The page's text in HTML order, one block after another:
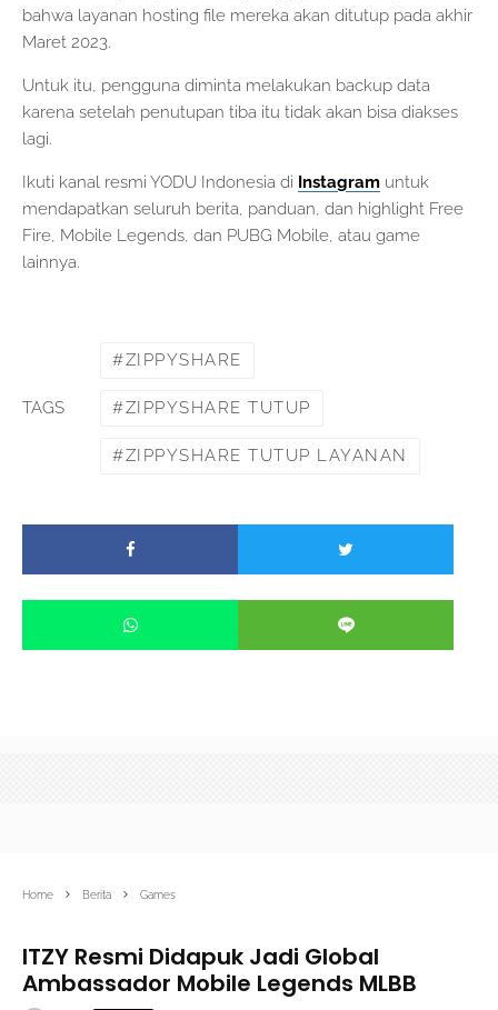
bahwa layanan hosting file mereka akan ditutup pada akhir
Maret 2023.
Untuk itu, pengguna diminta melakukan backup data
karena setelah penutupan tiba itu tidak akan bisa diakses
lagi.
Ikuti kanal resmi YODU Indonesia di Instagram untuk
mendapatkan seluruh berita, panduan, dan highlight Free
Fire, Mobile Legends, dan PUBG Mobile, atau game
lainnya.
TAGS
ZIPPYSHARE
ZIPPYSHARE TUTUP
ZIPPYSHARE TUTUP LAYANAN
Home Berita Games
ITZY Resmi Didapuk Jadi Global
Ambassador Mobile Legends MLBB